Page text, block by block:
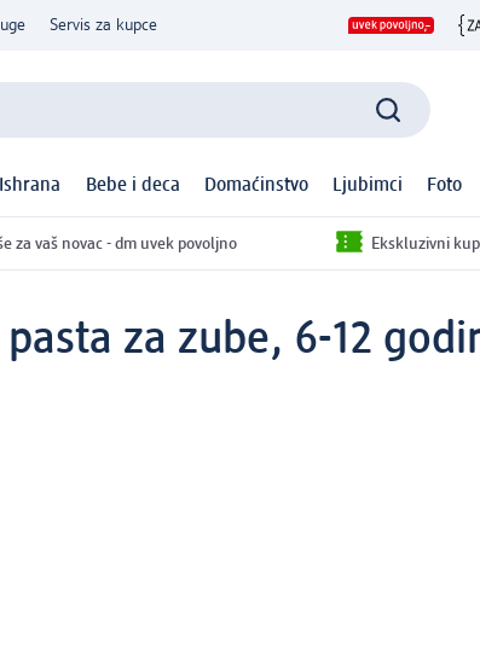
Servis za kupce
Ishrana Bebe i deca Domaćinstvo Ljubimci Foto
za vaš novac - dm uvek povoljno Ekskluzivni
pasta za zube, 6-12